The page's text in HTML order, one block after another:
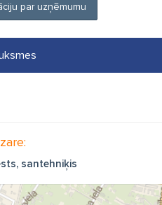
par uzņēmumu
santehniķis